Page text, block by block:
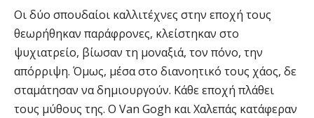
Οι δύο σπουδαίοι καλλιτέχνες στην εποχή τους
θεωρήθηκαν παράφρονες, κλείστηκαν στο
ψυχιατρείο, βίωσαν τη μοναξιά, τον πόνο, την
απόρριψη. Όμως, μέσα στο διανοητικό τους χάος, δε
σταμάτησαν να δημιουργούν. Κάθε εποχή πλάθει
τους μύθους της. Ο Van Gogh και Χαλεπάς κατάφεραν